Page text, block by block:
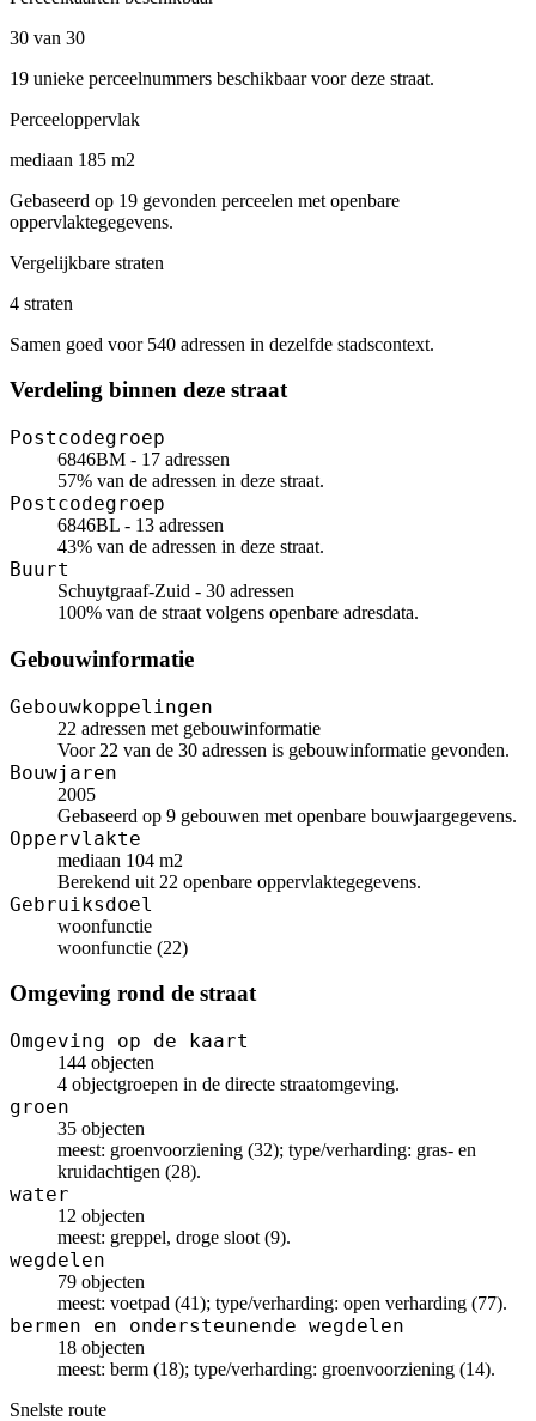
30 van 30
19 unieke perceelnummers beschikbaar voor deze straat.
Perceeloppervlak
mediaan 185 m2
Gebaseerd op 19 gevonden perceelen met openbare
oppervlaktegegevens.
Vergelijkbare straten
4 straten
Samen goed voor 540 adressen in dezelfde stadscontext.
Verdeling binnen deze straat
Postcodegroep
6846BM - 17 adressen
57% van de adressen in deze straat.
Postcodegroep
6846BL - 13 adressen
43% van de adressen in deze straat.
Buurt
Schuytgraaf-Zuid - 30 adressen
100% van de straat volgens openbare adresdata.
Gebouwinformatie
Gebouwkoppelingen
22 adressen met gebouwinformatie
Voor 22 van de 30 adressen is gebouwinformatie gevonden.
Bouwjaren
2005
Gebaseerd op 9 gebouwen met openbare bouwjaargegevens.
Oppervlakte
mediaan 104 m2
Berekend uit 22 openbare oppervlaktegegevens.
Gebruiksdoel
woonfunctie
woonfunctie (22)
Omgeving rond de straat
Omgeving op de kaart
144 objecten
4 objectgroepen in de directe straatomgeving.
groen
35 objecten
meest: groenvoorziening (32); type/verharding: gras- en
kruidachtigen (28).
water
12 objecten
meest: greppel, droge sloot (9).
wegdelen
79 objecten
meest: voetpad (41); type/verharding: open verharding (77).
bermen en ondersteunende wegdelen
18 objecten
meest: berm (18); type/verharding: groenvoorziening (14).
Snelste route